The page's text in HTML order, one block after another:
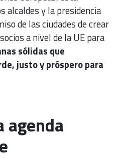
alcaldes y la presidencia
de las ciudades de crear
a nivel de la UE para
sólidas que
justo y próspero para
agenda